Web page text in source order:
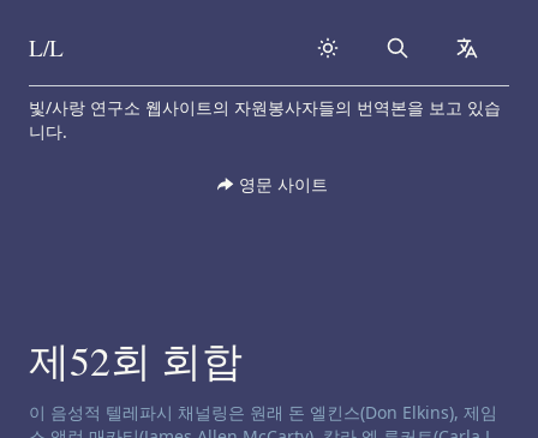
Skip to content
L/L Search
빛/사랑 연구소 웹사이트의 자원봉사자들의 번역본을 보고 있습
니다.
영문 사이트
제52회 회합
채널링 면책 성명서:
이 음성적 텔레파시 채널링은 원래 돈 엘킨스(Don Elkins), 제임